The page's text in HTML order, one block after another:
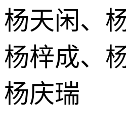
杨天闲、
杨梓成、
杨庆瑞